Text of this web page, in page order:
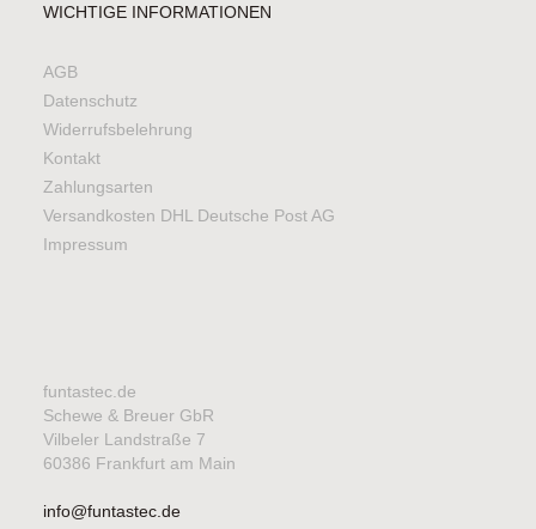
WICHTIGE INFORMATIONEN
AGB
Datenschutz
Widerrufsbelehrung
Kontakt
Zahlungsarten
Versandkosten DHL Deutsche Post AG
Impressum
funtastec.de
Schewe & Breuer GbR
Vilbeler Landstraße 7
60386 Frankfurt am Main
info@funtastec.de